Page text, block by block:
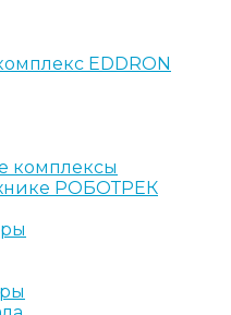
EDDRON
комплексы
РОБОТРЕК